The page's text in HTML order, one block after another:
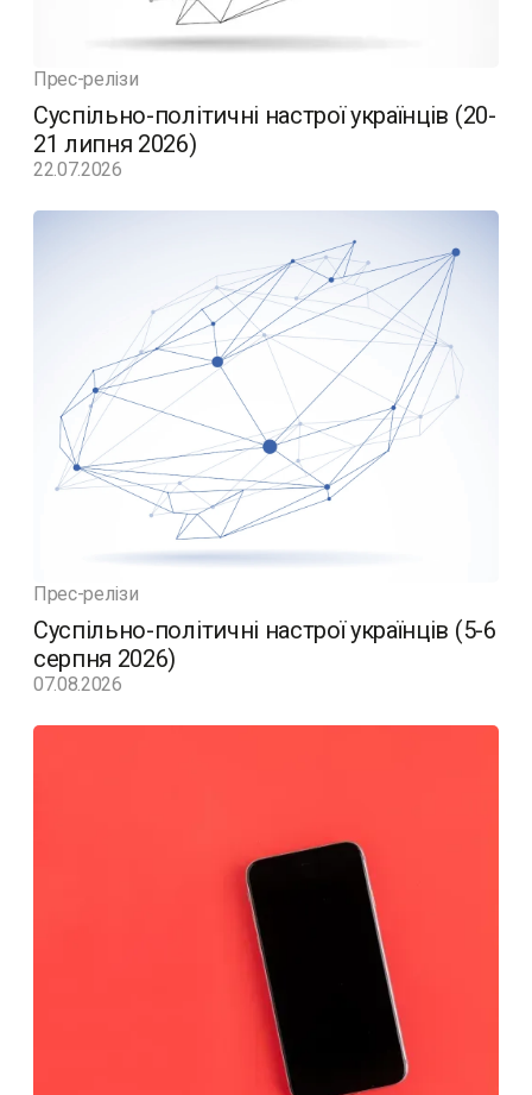
Прес-релізи
Суспільно-політичні настрої українців (20-
21 липня 2026)
22.07.2026
Прес-релізи
Суспільно-політичні настрої українців (5-6
серпня 2026)
07.08.2026